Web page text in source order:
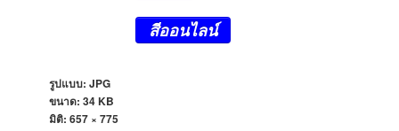
สีออนไลน์
รูปแบบ: JPG
ขนาด: 34 KB
มิติ: 657 × 775